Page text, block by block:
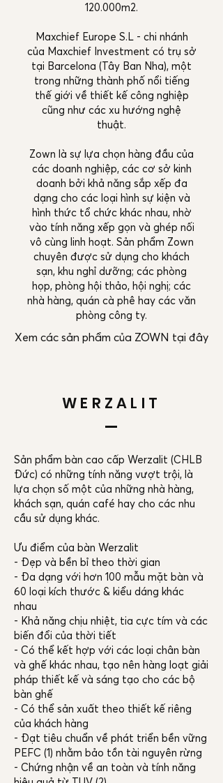
120.000m2.
Maxchief Europe S.L - chi nhánh
của Maxchief Investment có trụ sở
tại Barcelona (Tây Ban Nha), một
trong những thành phố nổi tiếng
thế giới về thiết kế công nghiệp
cũng như các xu hướng nghệ
thuật.
Zown là sự lựa chọn hàng đầu của
các doanh nghiệp, các cơ sở kinh
doanh bởi khả năng sắp xếp đa
dạng cho các loại hình sự kiện và
hình thức tổ chức khác nhau, nhờ
vào tính năng xếp gọn và ghép nối
vô cùng linh hoạt. Sản phẩm Zown
chuyên được sử dụng cho khách
sạn, khu nghỉ dưỡng; các phòng
họp, phòng hội thảo, hội nghị; các
nhà hàng, quán cà phê hay các văn
phòng công ty.
Xem các sản phẩm của ZOWN tại đây
WERZALIT
Sản phẩm bàn cao cấp Werzalit (CHLB
Đức) có những tính năng vượt trội, là
lựa chọn số một của những nhà hàng,
khách sạn, quán café hay cho các nhu
cầu sử dụng khác.
Ưu điểm của bàn Werzalit
- Đẹp và bền bỉ theo thời gian
- Đa dạng với hơn 100 mẫu mặt bàn và
60 loại kích thước & kiểu dáng khác
nhau
- Khả năng chịu nhiệt, tia cực tím và các
biến đổi của thời tiết
- Có thể kết hợp với các loại chân bàn
và ghế khác nhau, tạo nên hàng loạt giải
pháp thiết kế và sáng tạo cho các bộ
bàn ghế
- Có thể sản xuất theo thiết kế riêng
của khách hàng
- Đạt tiêu chuẩn về phát triển bền vững
PEFC (1) nhằm bảo tồn tài nguyên rừng
- Chứng nhận về an toàn và tính năng